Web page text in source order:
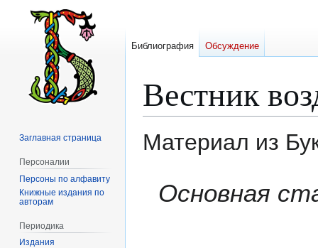
Вестник
Материал из
Основная
Библиография Обсуждение
Заглавная страница
Персоналии
Персоны по алфавиту
Книжные издания по
авторам
Периодика
Издания